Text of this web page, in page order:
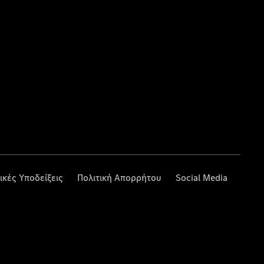
Υποδείξεις Πολιτική Απορρήτου Social Media